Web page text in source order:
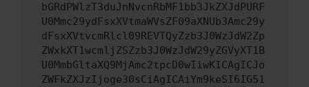
bGRdPWlzT3duJnNvcnRbMF1bb3JkZXJdPURF
U0Mmc29ydFsxXVtmaWVsZF09aXNUb3Amc29y
dFsxXVtvcmRlcl09REVTQyZzb3J0WzJdW2Zp
ZWxkXT1wcmljZSZzb3J0WzJdW29yZGVyXT1B
U0MmbGltaXQ9MjAmc2tpcD0wIiwKICAgICJo
ZWFkZXJzIjoge30sCiAgICAiYm9keSI6IG51